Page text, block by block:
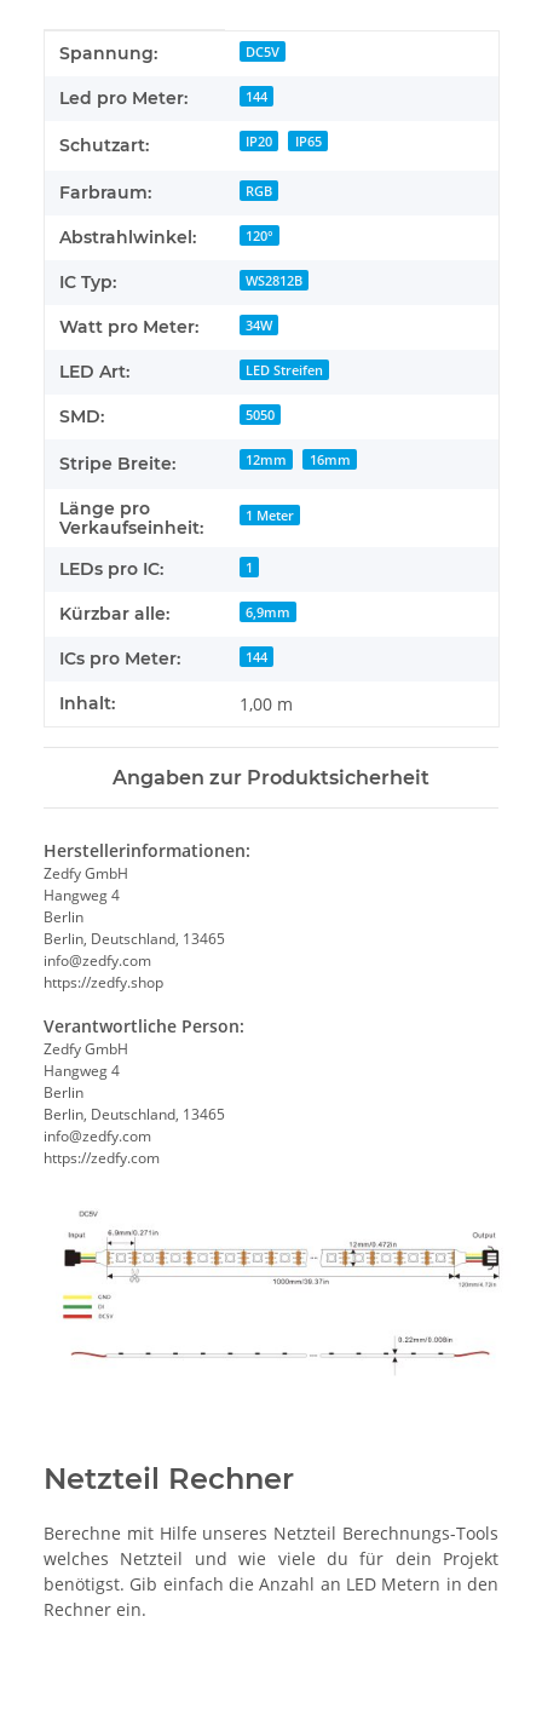
Produkteigenschaft
Wert
Spannung: DC5V
Led pro Meter: 144
Schutzart: IP20 IP65
Farbraum: RGB
Abstrahlwinkel: 120°
IC Typ: WS2812B
Watt pro Meter: 34W
LED Art: LED Streifen
SMD: 5050
Stripe Breite: 12mm 16mm
Länge pro
Verkaufseinheit:
1 Meter
LEDs pro IC: 1
Kürzbar alle: 6,9mm
ICs pro Meter: 144
Inhalt: 1,00 m
Angaben zur Produktsicherheit
Herstellerinformationen:
Zedfy GmbH
Hangweg 4
Berlin
Berlin, Deutschland, 13465
info@zedfy.com
https://zedfy.shop
Verantwortliche Person:
Zedfy GmbH
Hangweg 4
Berlin
Berlin, Deutschland, 13465
info@zedfy.com
https://zedfy.com
Netzteil Rechner
Berechne mit Hilfe unseres Netzteil Berechnungs-Tools
welches Netzteil und wie viele du für dein Projekt
benötigst. Gib einfach die Anzahl an LED Metern in den
Rechner ein.